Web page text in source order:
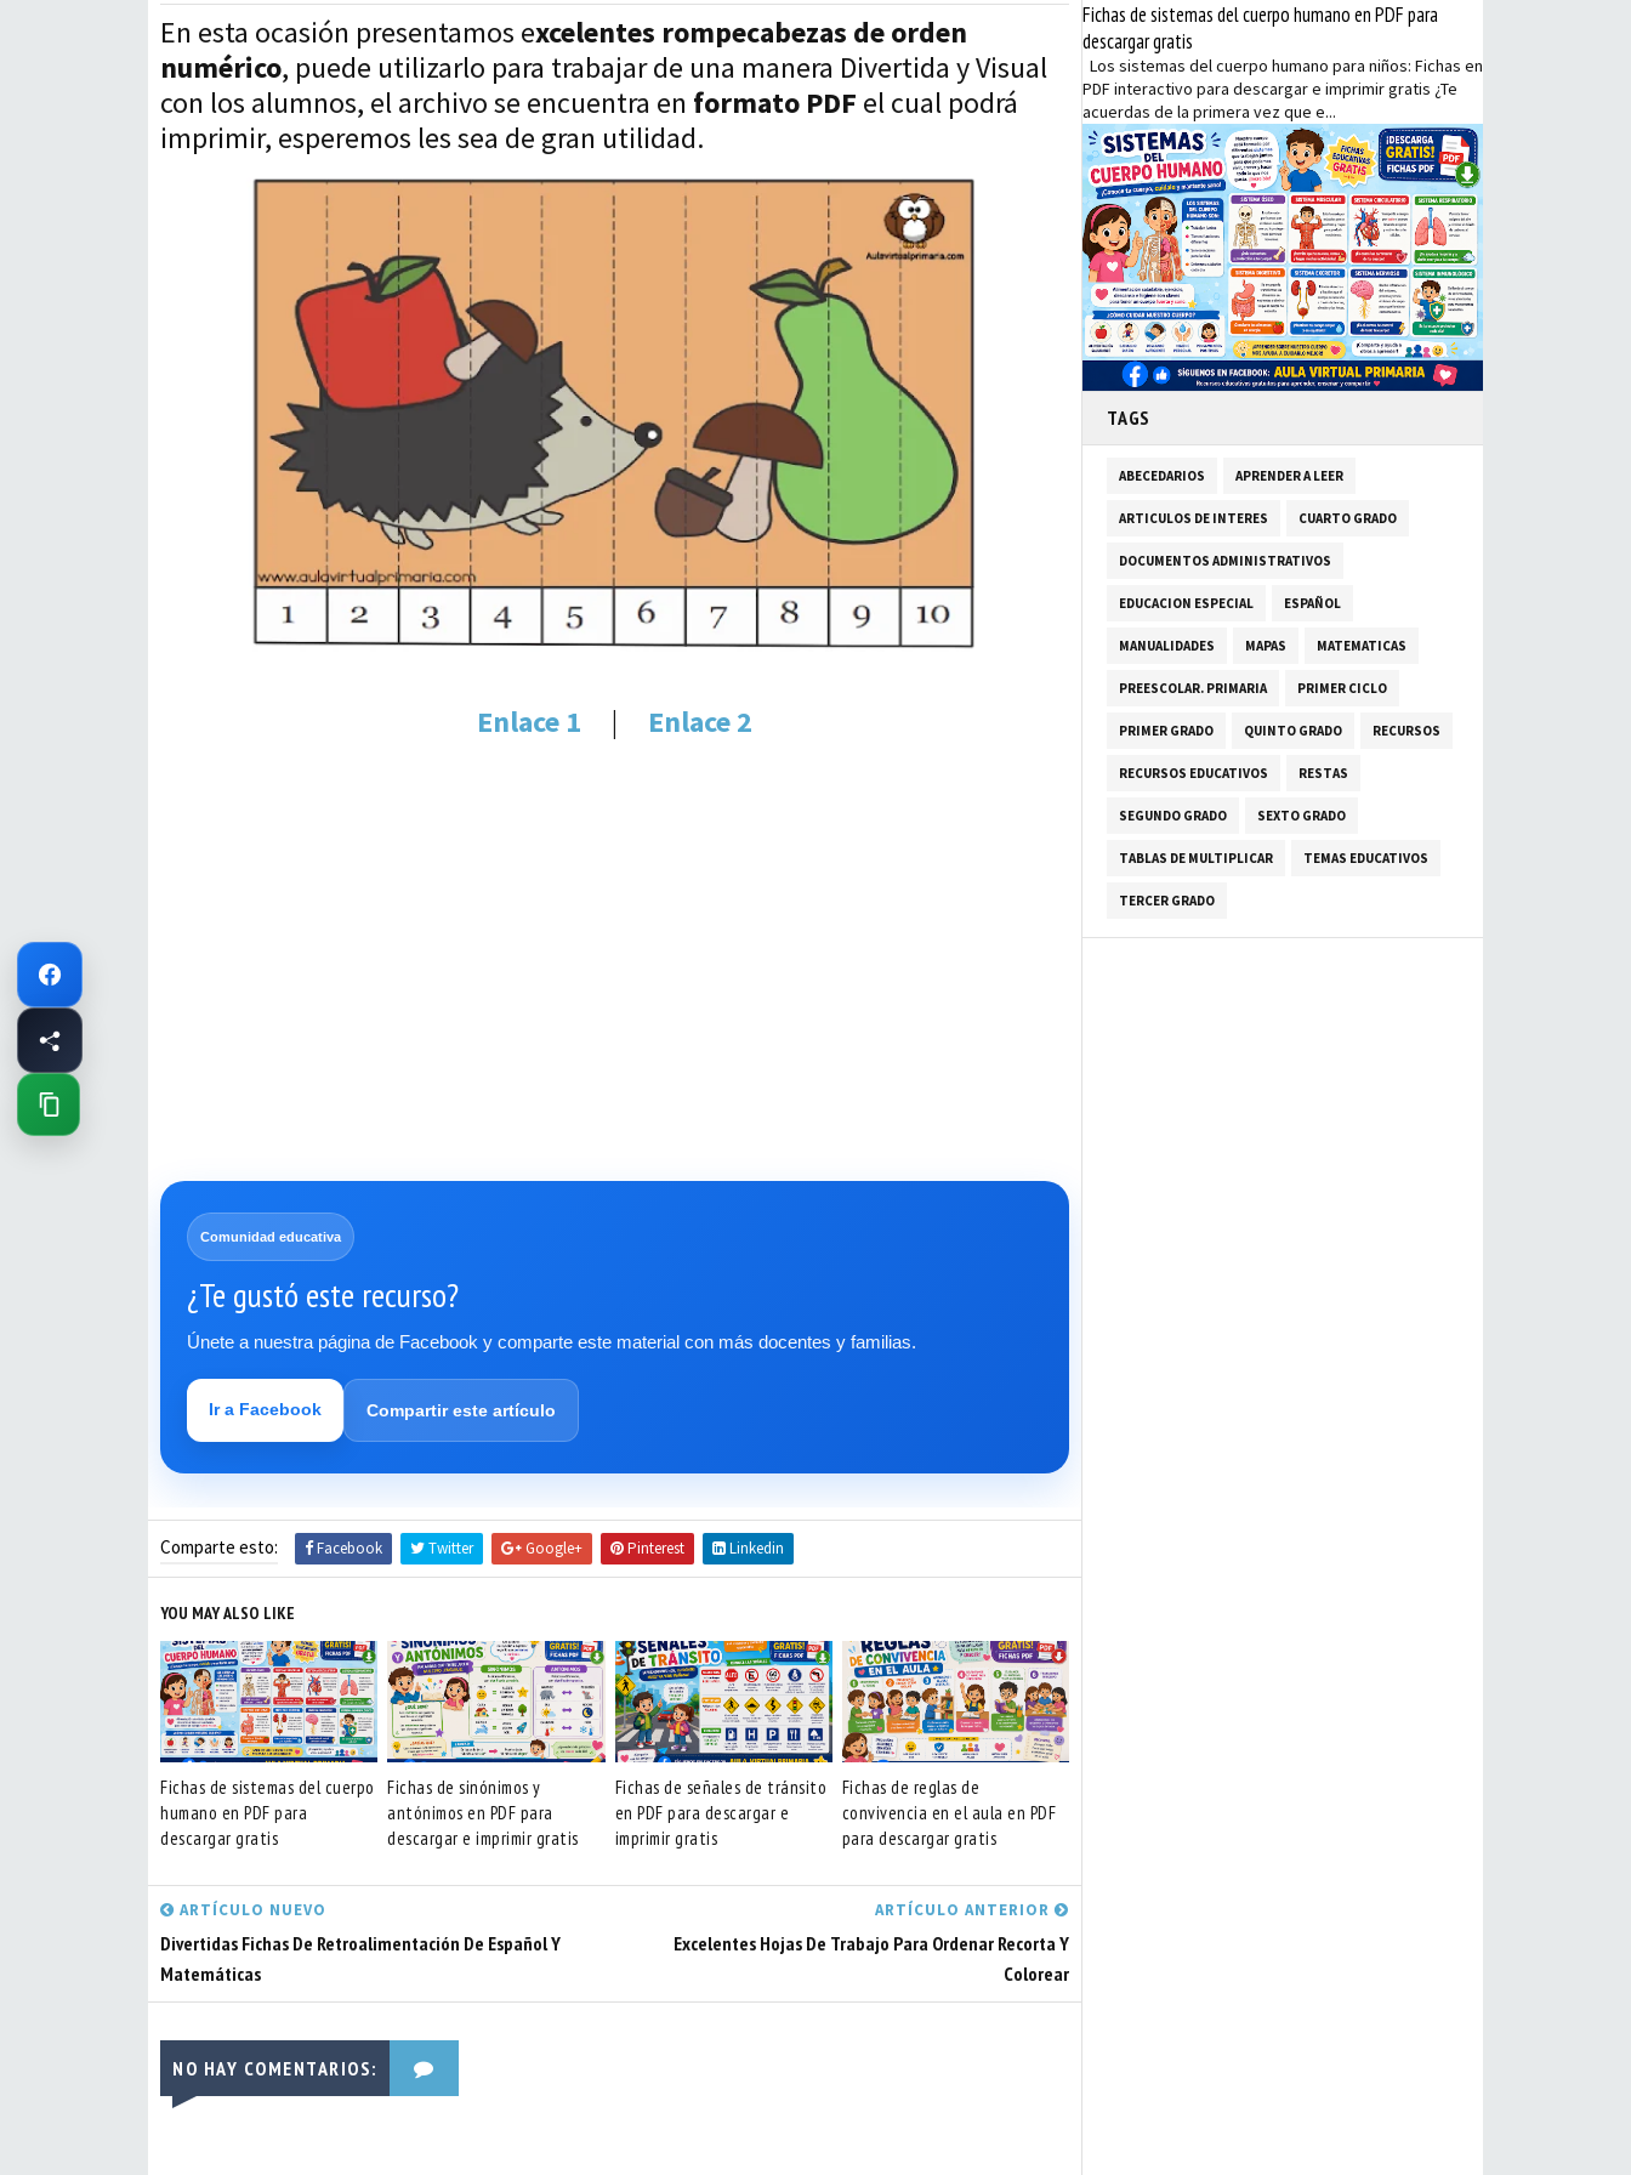
En esta ocasión presentamos excelentes rompecabezas de orden
numérico, puede utilizarlo para trabajar de una manera Divertida y Visual
con los alumnos, el archivo se encuentra en formato PDF el cual podrá
imprimir, esperemos les sea de gran utilidad.
Enlace 1 | Enlace 2
Comunidad educativa
¿Te gustó este recurso?
Únete a nuestra página de Facebook y comparte este material con más docentes y familias.
Ir a Facebook Compartir este artículo
Comparte esto: Facebook Twitter Google+ Pinterest Linkedin
YOU MAY ALSO LIKE
Fichas de sistemas del cuerpo
humano en PDF para
descargar gratis
Fichas de sinónimos y
antónimos en PDF para
descargar e imprimir gratis
Fichas de señales de tránsito
en PDF para descargar e
imprimir gratis
Fichas de reglas de
convivencia en el aula en PDF
para descargar gratis
ARTÍCULO NUEVO
Divertidas Fichas De Retroalimentación De Español Y
Matemáticas
ARTÍCULO ANTERIOR
Excelentes Hojas De Trabajo Para Ordenar Recorta Y
Colorear
NO HAY COMENTARIOS:
Fichas de sistemas del cuerpo humano en PDF para
descargar gratis
Los sistemas del cuerpo humano para niños: Fichas en
PDF interactivo para descargar e imprimir gratis ¿Te
acuerdas de la primera vez que e...
TAGS
ABECEDARIOS APRENDER A LEER
ARTICULOS DE INTERES CUARTO GRADO
DOCUMENTOS ADMINISTRATIVOS
EDUCACION ESPECIAL ESPAÑOL
MANUALIDADES MAPAS MATEMATICAS
PREESCOLAR. PRIMARIA PRIMER CICLO
PRIMER GRADO QUINTO GRADO RECURSOS
RECURSOS EDUCATIVOS RESTAS
SEGUNDO GRADO SEXTO GRADO
TABLAS DE MULTIPLICAR TEMAS EDUCATIVOS
TERCER GRADO